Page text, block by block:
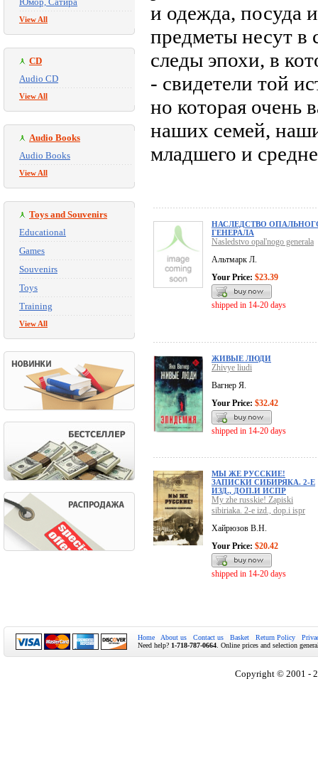
View All
CD
Audio CD
View All
Audio Books
Audio Books
View All
Toys and Souvenirs
Educational
Games
Souvenirs
Toys
Training
View All
и одежда, посуда
предметы несут в
следы эпохи, в
- свидетели той
но которая очень
наших семей,
младшего и
НАСЛЕДСТВО
ГЕНЕРАЛА
Nasledstvo opal'nogo generala
Альтмарк Л.
Your Price: $23.39
shipped in 14-20 days
ЖИВЫЕ ЛЮДИ
Zhivye liudi
Вагнер Я.
Your Price: $32.42
shipped in 14-20 days
МЫ ЖЕ РУССКИЕ!
ЗАПИСКИ СИБИРЯКА. 2-Е
ИЗД., ДОП.И ИСПР
My zhe russkie! Zapiski
sibiriaka. 2-e izd., dop.i ispr
Хайрюзов В.Н.
Your Price: $20.42
shipped in 14-20 days
Home About us Contact us Basket Return Policy
Need help? 1-718-787-0664 . Online prices and selection
Copyright © 2001 -